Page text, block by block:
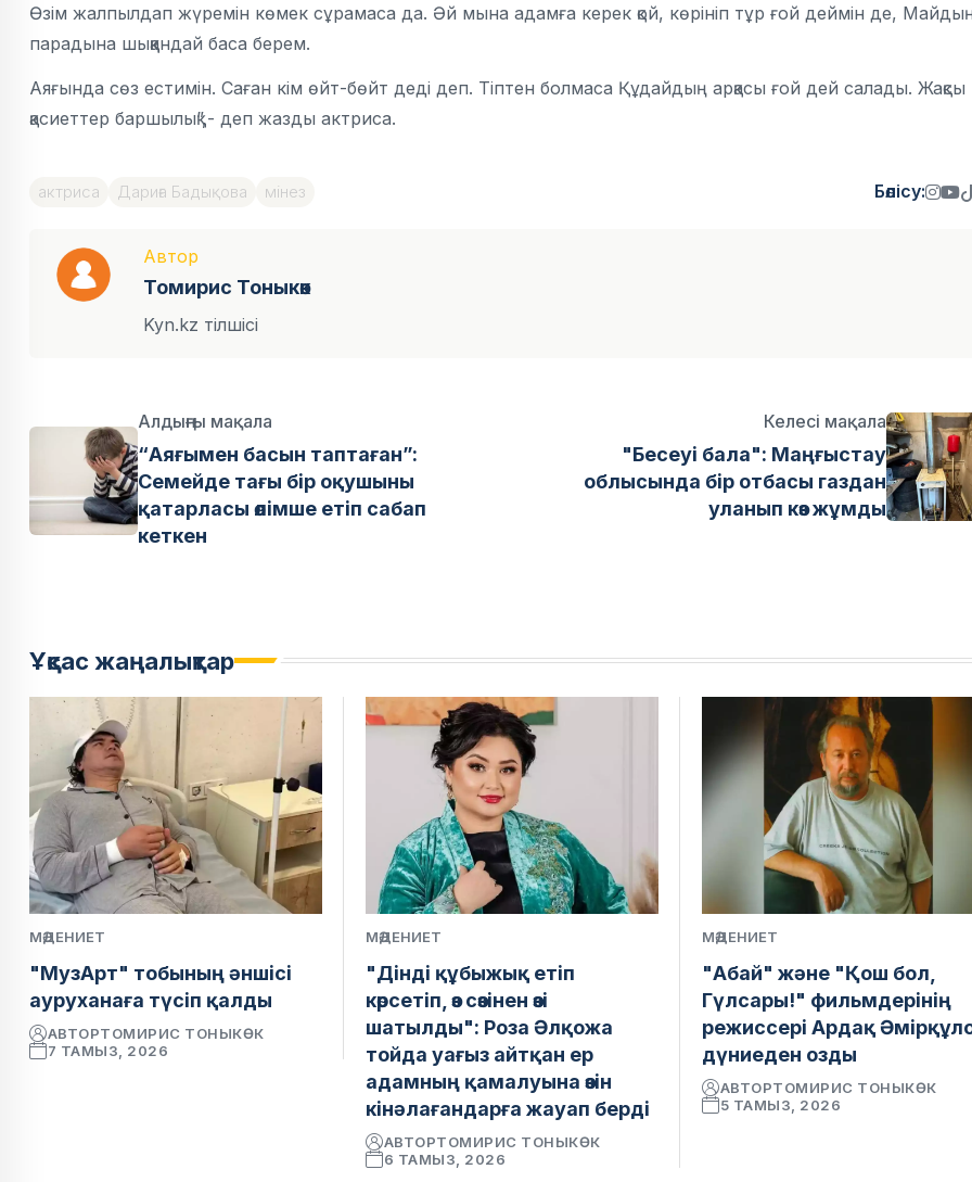
Өзім жалпылдап жүремін көмек сұрамаса да. Әй мына адамға керек қой, көрініп тұр ғой деймін де,
парадына шыққандай баса берем.
Аяғында сөз естимін. Саған кім өйт-бөйт деді деп. Тіптен болмаса Құдайдың арқасы ғой дей салады. Жақсы
қасиеттер баршылық”,- деп жазды актриса.
актриса Дариға Бадықова мінез Бөлісу:
Автор
Томирис Тоныкөк
Kyn.kz тілшісі
Алдыңғы мақала
“Аяғымен басын таптаған”:
Семейде тағы бір оқушыны
қатарласы өлімше етіп сабап
кеткен
Келесі мақала
"Бесеуі бала": Маңғыстау
облысында бір отбасы газдан
уланып көз жұмды
Ұқсас жаңалықтар
МӘДЕНИЕТ
"МузАрт" тобының әншісі
ауруханаға түсіп қалды
АВТОРТОМИРИС ТОНЫКӨК
7 ТАМЫЗ, 2026
МӘДЕНИЕТ
"Дінді құбыжық етіп
көрсетіп, өз сөзінен өзі
шатылды": Роза Әлқожа
тойда уағыз айтқан ер
адамның қамалуына өзін
кінәлағандарға жауап берді
АВТОРТОМИРИС ТОНЫКӨК
6 ТАМЫЗ, 2026
МӘДЕНИЕТ
"Абай" және "Қош бол,
Гүлсары!" фильмдерінің
режиссері Ардақ
дүниеден озды
АВТОРТОМИРИС ТОНЫКӨК
5 ТАМЫЗ, 2026